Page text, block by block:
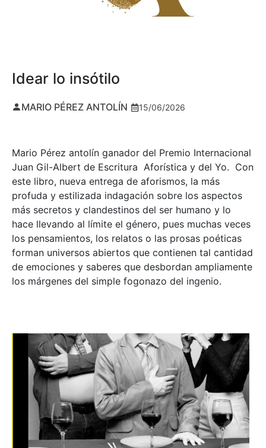
Idear lo insótilo
MARIO PÉREZ ANTOLÍN 15/06/2026
Mario Pérez antolín ganador del Premio Internacional
Juan Gil-Albert de Escritura Aforística y del Yo. Con
este libro, nueva entrega de aforismos, la más
profuda y estilizada indagación sobre los aspectos
más secretos y clandestinos del ser humano y lo
hace llevando al límite el género, pues muchas veces
los pensamientos, los relatos o las prosas poéticas
forman universos abiertos que contienen tal cantidad
de emociones y saberes que desbordan ampliamente
los márgenes del simple fogonazo del ingenio.